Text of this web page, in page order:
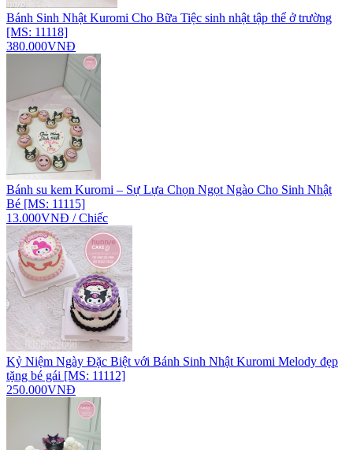
Bánh Sinh Nhật Kuromi Cho Bữa Tiệc sinh nhật tập thể ở trường
[MS: 11118]
380.000VNĐ
Bánh su kem Kuromi – Sự Lựa Chọn Ngọt Ngào Cho Sinh Nhật
Bé [MS: 11115]
13.000VNĐ / Chiếc
Kỷ Niệm Ngày Đặc Biệt với Bánh Sinh Nhật Kuromi Melody đẹp
tặng bé gái [MS: 11112]
250.000VNĐ